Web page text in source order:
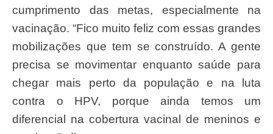
cumprimento das metas, especialmente na
vacinação. “Fico muito feliz com essas grandes
mobilizações que tem se construído. A gente
precisa se movimentar enquanto saúde para
chegar mais perto da população e na luta
contra o HPV, porque ainda temos um
diferencial na cobertura vacinal de meninos e